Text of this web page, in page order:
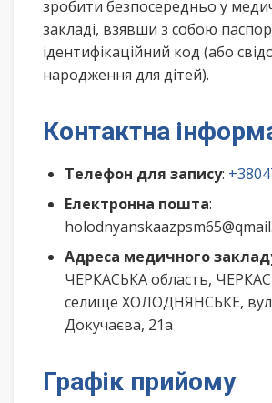
зробити безпосередньо у
закладі, взявши з собою
ідентифікаційний код (або
народження для дітей).
Контактна
Телефон для запису:
Електронна пошта:
Адреса медичного
ЧЕРКАСЬКА область,
селище ХОЛОДНЯНСЬКЕ,
Докучаєва, 21а
Графік прийому